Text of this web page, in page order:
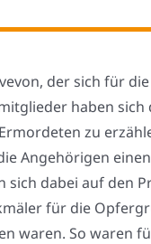
der sich für
haben
zu
Ange­hö­ri­gen
dabei auf den
für die
waren. So waren